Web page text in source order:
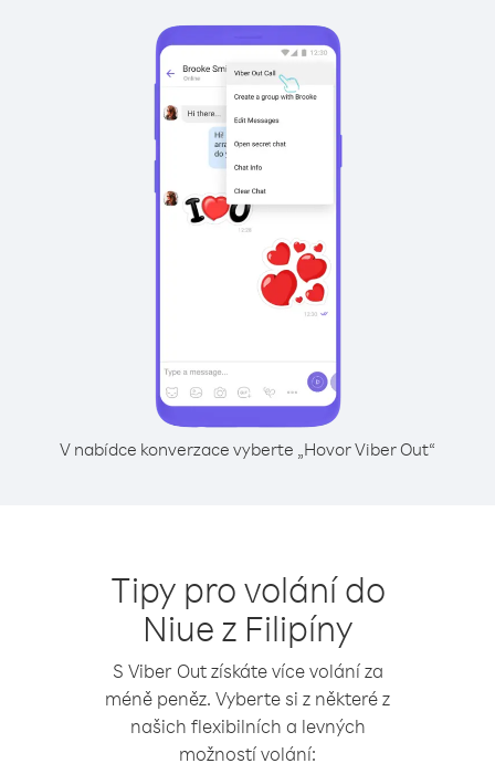
V nabídce konverzace vyberte „Hovor Viber Out“
Tipy pro volání do
Niue z Filipíny
S Viber Out získáte více volání za
méně peněz. Vyberte si z některé z
našich flexibilních a levných
možností volání: